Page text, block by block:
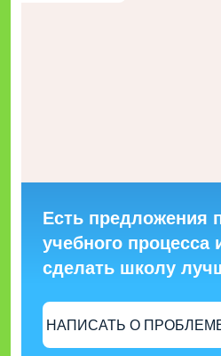
Есть предложения
учебного процесса
сделать школу
НАПИСАТЬ О